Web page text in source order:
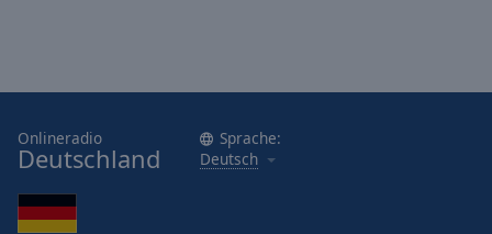
Onlineradio
Deutschland
Sprache:
Deutsch